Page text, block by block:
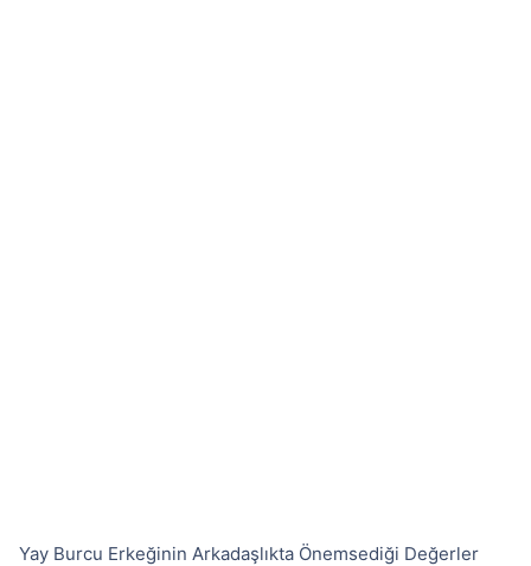
Yay Burcu Erkeğinin Arkadaşlıkta Önemsediği Değerler